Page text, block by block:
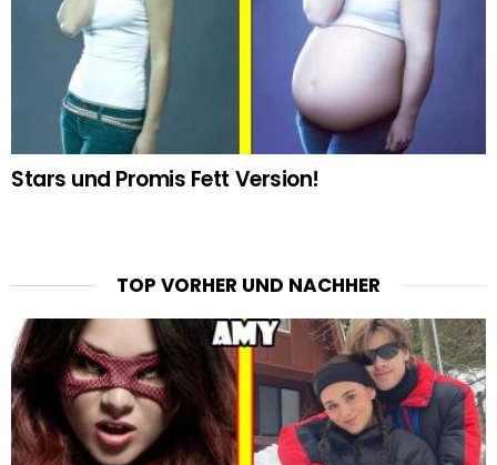
Stars und Promis Fett Version!
TOP VORHER UND NACHHER